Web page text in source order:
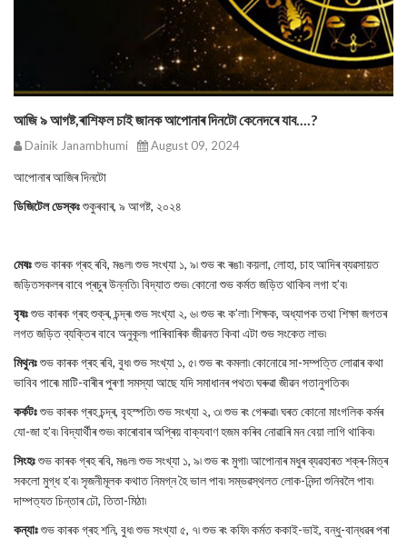
আজি ৯ আগষ্ট,ৰাশিফল চাই জানক আপোনাৰ দিনটো কেনেদৰে যাব....?
Dainik Janambhumi August 09, 2024
আপোনাৰ আজিৰ দিনটো
ডিজিটেল ডেস্কঃশুকুৰবাৰ, ৯ আগষ্ট, ২০২৪
মেষঃশুভ কাৰক গ্ৰহ ৰবি, মঙল৷ শুভ সংখ্যা ১, ৯৷ শুভ ৰং ৰঙা৷ কয়লা, লোহা, চাহ আদিৰ ব্যৱসায়ত
জড়িতসকলৰ বাবে প্ৰচুৰ উন্নতি৷ বিদ্যাত শুভ৷ কোনো শুভ কৰ্মত জড়িত থাকিব লগা হ’ব৷
বৃষঃশুভ কাৰক গ্ৰহ শুক্ৰ, চন্দ্ৰ৷ শুভ সংখ্যা ২, ৬৷ শুভ ৰং ক’লা৷ শিক্ষক, অধ্যাপক তথা শিক্ষা জগতৰ
লগত জড়িত ব্যক্তিৰ বাবে অনুকূল৷ পাৰিবাৰিক জীৱনত কিবা এটা শুভ সংকেত লাভ৷
মিথুনঃশুভ কাৰক গ্ৰহ ৰবি, বুধ৷ শুভ সংখ্যা ১, ৫৷ শুভ ৰং কমলা৷ কোনোৱে সা-সম্পত্তি লোৱাৰ কথা
ভাবিব পাৰে৷ মাটি-বাৰীৰ পুৰণা সমস্যা আছে যদি সমাধানৰ পথত৷ ঘৰুৱা জীৱন গতানুগতিক৷
কৰ্কটঃশুভ কাৰক গ্ৰহ চন্দ্ৰ, বৃহস্পতি৷ শুভ সংখ্যা ২, ৩৷ শুভ ৰং গেৰুৱা৷ ঘৰত কোনো মাংগলিক কৰ্মৰ
যো-জা হ’ব৷ বিদ্যাৰ্থীৰ শুভ৷ কাৰোবাৰ অপ্ৰিয় বাক্যবাণ হজম কৰিব নোৱাৰি মন বেয়া লাগি থাকিব৷
সিংহঃশুভ কাৰক গ্ৰহ ৰবি, মঙল৷ শুভ সংখ্যা ১, ৯৷ শুভ ৰং মুগা৷ আপোনাৰ মধুৰ ব্যৱহাৰত শক্ৰ-মিত্ৰ
সকলো মুগ্ধ হ’ব৷ সৃজনীমূলক কথাত নিমগ্ন হৈ ভাল পাব৷ সম্ভৱস্থলত লোক-নিন্দা শুনিবলৈ পাব৷
দাম্পত্যত চিন্তাৰ ঢৌ, তিতা-মিঠা৷
কন্যাঃশুভ কাৰক গ্ৰহ শনি, বুধ৷ শুভ সংখ্যা ৫, ৭৷ শুভ ৰং কফি৷ কৰ্মত ককাই-ভাই, বন্ধু-বান্ধৱৰ পৰা